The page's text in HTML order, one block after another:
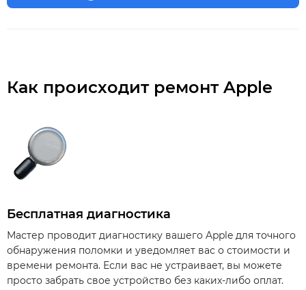
Как происходит ремонт Apple
Бесплатная диагностика
Мастер проводит диагностику вашего Apple для точного
обнаружения поломки и уведомляет вас о стоимости и
времени ремонта. Если вас не устраивает, вы можете
просто забрать свое устройство без каких-либо оплат.